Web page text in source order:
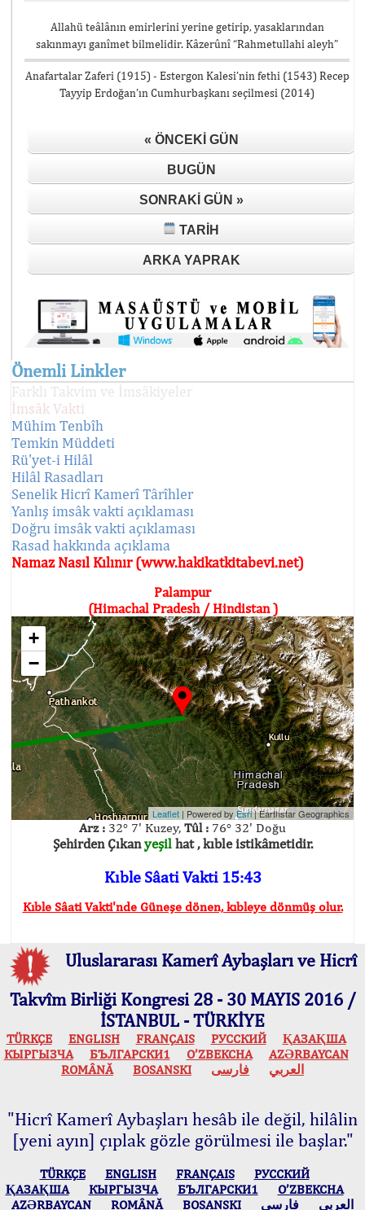
Allahü teâlânın emirlerini yerine getirip, yasaklarından
sakınmayı ganîmet bilmelidir. Kâzerûnî “Rahmetullahi aleyh”
Anafartalar Zaferi (1915) - Estergon Kalesi’nin fethi (1543) Recep
Tayyip Erdoğan’ın Cumhurbaşkanı seçilmesi (2014)
« ÖNCEKI GÜN
BUGÜN
SONRAKI GÜN »
TARIH
ARKA YAPRAK
Önemli Linkler
Farklı Takvim ve İmsâkiyeler
İmsâk Vakti
Mühim Tenbîh
Temkin Müddeti
Rü'yet-i Hilâl
Hilâl Rasadları
Senelik Hicrî Kamerî Târîhler
Yanlış imsâk vakti açıklaması
Doğru imsâk vakti açıklaması
Rasad hakkında açıklama
Namaz Nasıl Kılınır (www.hakikatkitabevi.net)
Palampur
(Himachal Pradesh / Hindistan )
+
−
Leaflet | Powered by Esri|Earthstar Geographics
Arz : 32° 7' Kuzey, Tûl : 76° 32' Doğu
Şehirden Çıkanyeşilhat , kıble istikâmetidir.
Kıble Sâati Vakti 15:43
Kıble Sâati Vakti'nde Güneşe dönen, kıbleye dönmüş olur.
Uluslararası Kamerî Aybaşları ve Hicrî
Takvîm Birliği Kongresi 28 - 30 MAYIS 2016 /
İSTANBUL - TÜRKİYE
TÜRKÇE ENGLISH FRANÇAIS РУССКИЙ
ҚАЗАҚША
КЫPГЫЗЧA
БЪЛГАРСКИ1 O’ZBEKCHA
AZӘRBAYCAN
ROMÂNĂ
BOSANSKI العربي فارسی
"Hicrî Kamerî Aybaşları hesâb ile değil, hilâlin
[yeni ayın] çıplak gözle görülmesi ile başlar."
TÜRKÇE ENGLISH FRANÇAIS
РУССКИЙ
ҚАЗАҚША
КЫPГЫЗЧA БЪЛГАРСКИ1
O’ZBEKCHA
AZӘRBAYCAN
ROMÂNĂ BOSANSKI العربي فارسی